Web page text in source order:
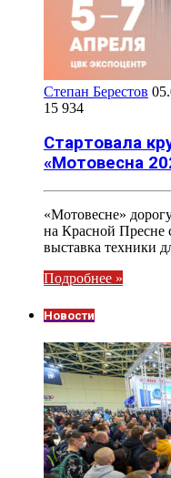
Степан Берестов
15 934
Стартовала
«Мотовесна
«Мотовесне»
на Красной Пресне
выставка техники
Подробнее »
Новости